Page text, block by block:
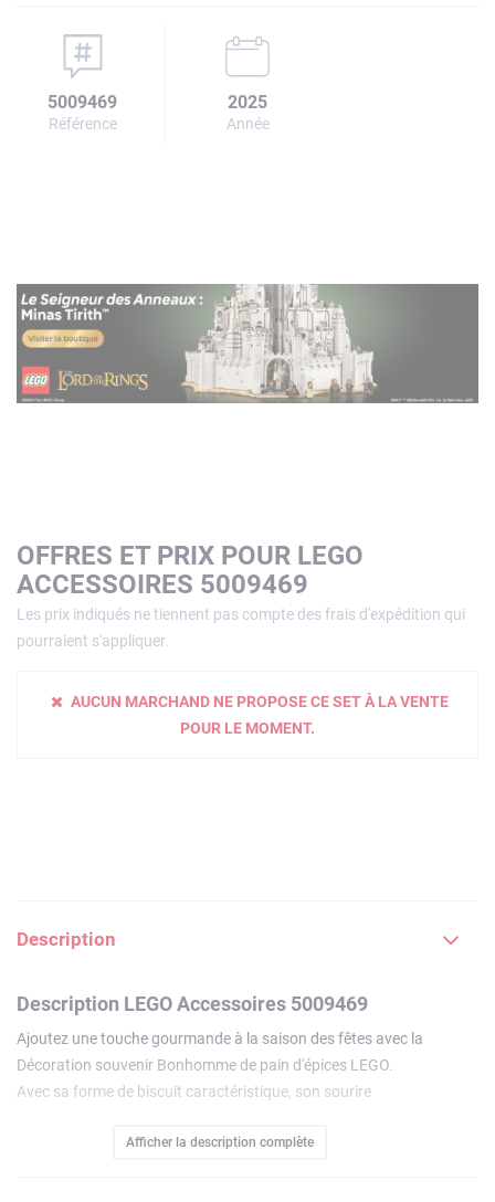
5009469
Référence
2025
Année
OFFRES ET PRIX POUR LEGO
ACCESSOIRES 5009469
Les prix indiqués ne tiennent pas compte des frais d'expédition qui
pourraient s'appliquer.
AUCUN MARCHAND NE PROPOSE CE SET À LA VENTE
POUR LE MOMENT.
Description
Description LEGO Accessoires 5009469
Ajoutez une touche gourmande à la saison des fêtes avec la
Décoration souvenir Bonhomme de pain d'épices LEGO.
Avec sa forme de biscuit caractéristique, son sourire
l'accrocher facilement, cette adorable minifigurine est prête
Afficher la description complète